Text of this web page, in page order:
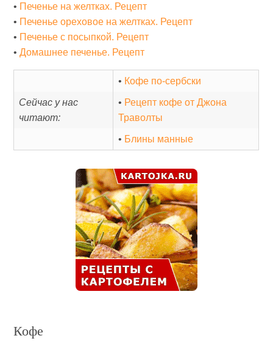
• Печенье на желтках. Рецепт
• Печенье ореховое на желтках. Рецепт
• Печенье с посыпкой. Рецепт
•Домашнее печенье. Рецепт
• Кофе по-сербски
Сейчас у нас
читают:
• Рецепт кофе от Джона
Траволты
• Блины манные
Кофе